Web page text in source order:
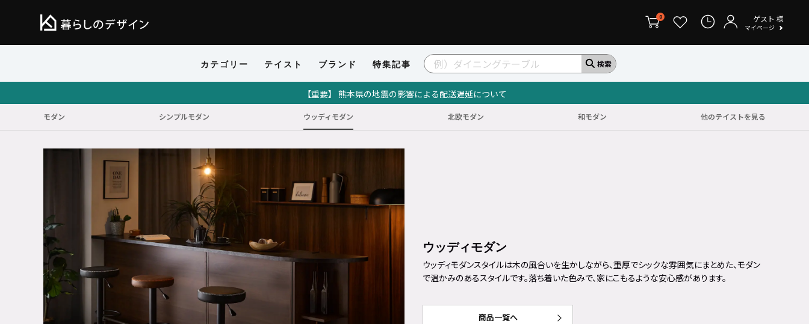
カテゴリー テイスト ブランド 特集記事
0 ゲスト 様
マイページ
【重要】 熊本県の地震の影響による配送遅延について
モダン シンプルモダン ウッディモダン 北欧モダン 和モダン 他のテイストを見る
ウッディモダン
ウッディモダンスタイルは木の風合いを生かしながら、重厚でシックな雰囲気にまとめた、モダン
で温かみのあるスタイルです。落ち着いた色みで、家にこもるような安心感があります。
商品一覧へ